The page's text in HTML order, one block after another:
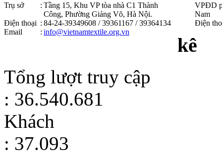
Trụ sở : Tầng 15, Khu VP tòa nhà C1 Thành
Công, Phường Giảng Võ, Hà Nội .
Điện thoại : 84-24-39349608 / 39361167 / 39364134
Email
: info@vietnamtextile.org.vn
VPĐD
Nam
Điện
kê
Tổng lượt truy cập
: 36.540.681
Khách
: 37.093